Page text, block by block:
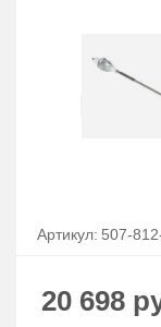
Артикул: 507-
20 698